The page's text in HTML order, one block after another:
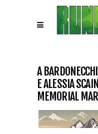
A
E ALESSIA
MEMORIAL